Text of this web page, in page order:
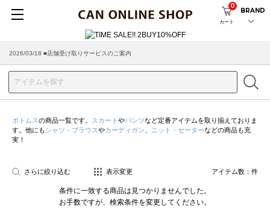
カート
0
BRAND
2026/03/18 ■店舗受け取りサービスのご案内
ボトムスの商品一覧です。 スカート やパンツなど定番アイテムを取り揃えておりま
す。他にもシャツ・ブラウスやカーディガン ニット・セーターなどの商品も充
実！
さらに絞り込む 表示変更 アイテム数： 件
条件に一致する商品は見つかりませんでした。
お手数ですが、検索条件を変更してください。